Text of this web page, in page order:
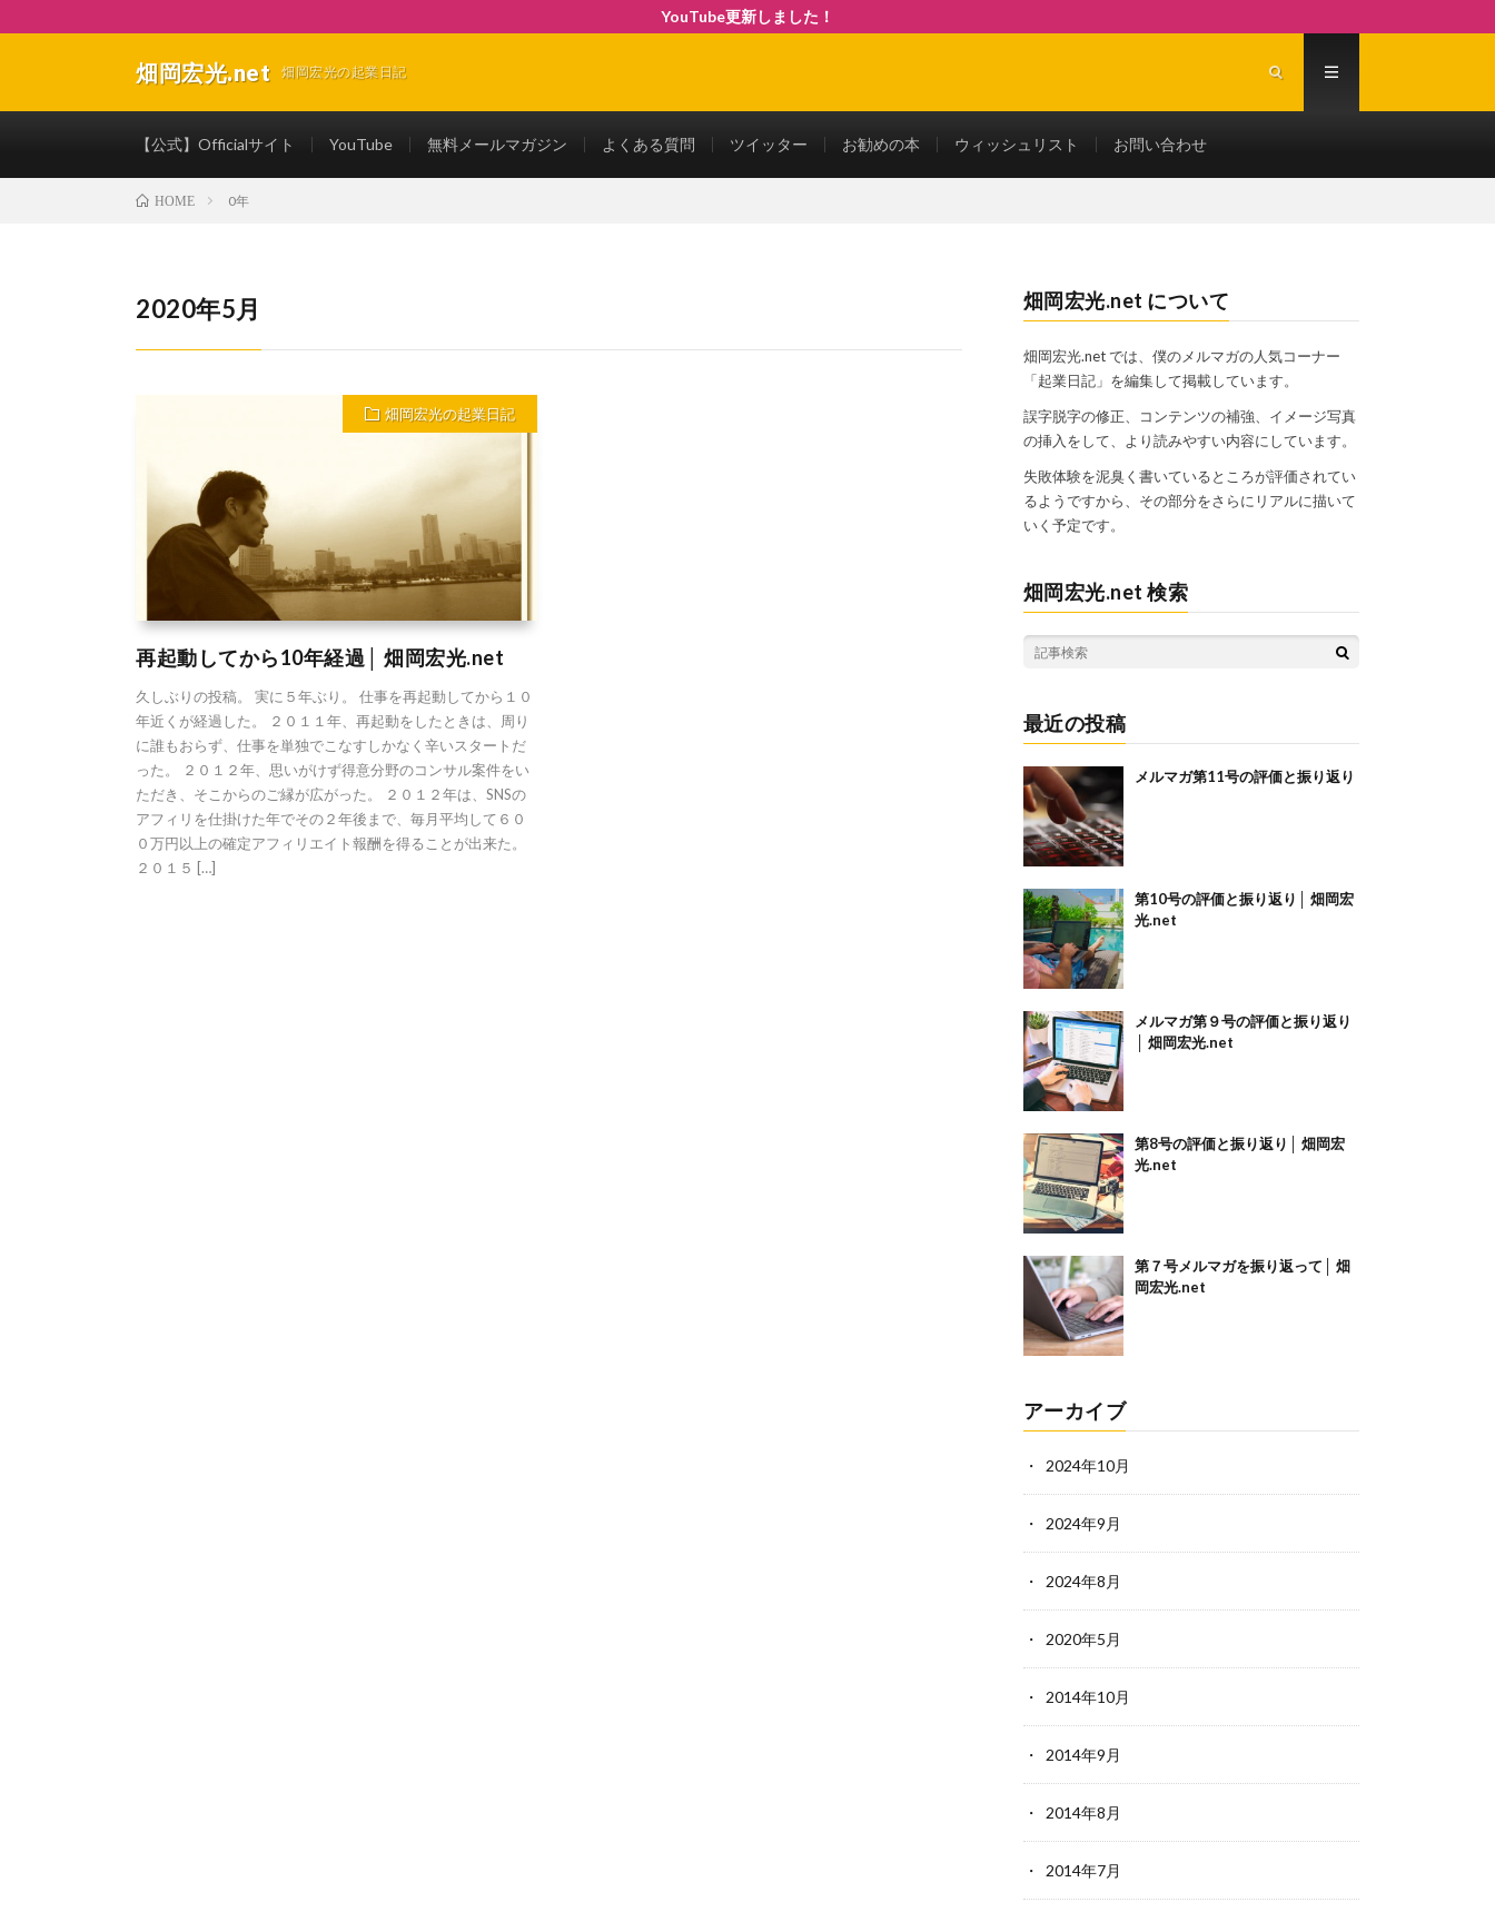
YouTube更新しました！
畑岡宏光.net 畑岡宏光の起業日記
【公式】Officialサイト YouTube 無料メールマガジン よくある質問 ツイッター お勧めの本 ウィッシュリスト お問い合わせ
HOME 0年
2020年5月
畑岡宏光の起業日記
再起動してから10年経過│ 畑岡宏光.net
久しぶりの投稿。 実に５年ぶり。 仕事を再起動してから１０
年近くが経過した。 ２０１１年、再起動をしたときは、周り
に誰もおらず、仕事を単独でこなすしかなく辛いスタートだ
った。 ２０１２年、思いがけず得意分野のコンサル案件をい
ただき、そこからのご縁が広がった。 ２０１２年は、SNSの
アフィリを仕掛けた年でその２年後まで、毎月平均して６０
０万円以上の確定アフィリエイト報酬を得ることが出来た。
２０１５ […]
畑岡宏光.net について
畑岡宏光.net では、僕のメルマガの人気コーナー
「起業日記」を編集して掲載しています。
誤字脱字の修正、コンテンツの補強、イメージ写真
の挿入をして、より読みやすい内容にしています。
失敗体験を泥臭く書いているところが評価されてい
るようですから、その部分をさらにリアルに描いて
いく予定です。
畑岡宏光.net 検索
最近の投稿
メルマガ第11号の評価と振り返り
第10号の評価と振り返り│ 畑岡宏
光.net
メルマガ第９号の評価と振り返り
│ 畑岡宏光.net
第8号の評価と振り返り│ 畑岡宏
光.net
第７号メルマガを振り返って│ 畑
岡宏光.net
アーカイブ
2024年10月
2024年9月
2024年8月
2020年5月
2014年10月
2014年9月
2014年8月
2014年7月